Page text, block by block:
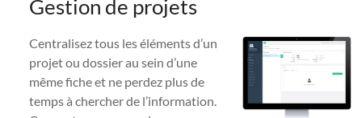
Gestion de projets
Centralisez tous les éléments d’un
projet ou dossier au sein d’une
même fiche et ne perdez plus de
temps à chercher de l’information.